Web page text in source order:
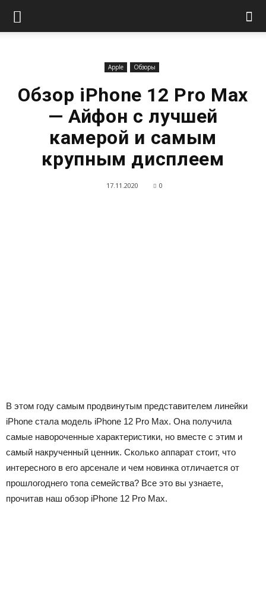
Apple Обзоры
Обзор iPhone 12 Pro Max
— Айфон с лучшей
камерой и самым
крупным дисплеем
17.11.2020 0
В этом году самым продвинутым представителем линейки
iPhone стала модель iPhone 12 Pro Max. Она получила
самые навороченные характеристики, но вместе с этим и
самый накрученный ценник. Сколько аппарат стоит, что
интересного в его арсенале и чем новинка отличается от
прошлогоднего топа семейства? Все это вы узнаете,
прочитав наш обзор iPhone 12 Pro Max.